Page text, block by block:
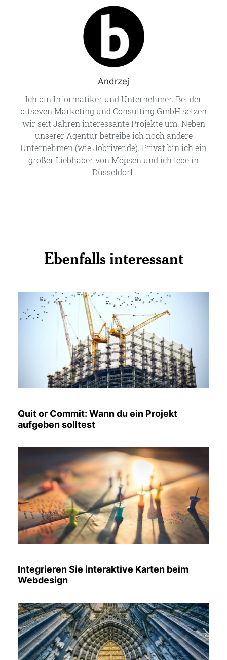
Andrzej
Ich bin Informatiker und Unternehmer. Bei der
bitseven Marketing und Consulting GmbH setzen
wir seit Jahren interessante Projekte um. Neben
unserer Agentur betreibe ich noch andere
Unternehmen (wie Jobriver.de). Privat bin ich ein
großer Liebhaber von Möpsen und ich lebe in
Düsseldorf.
Ebenfalls interessant
Quit or Commit: Wann du ein Projekt
aufgeben solltest
Integrieren Sie interaktive Karten beim
Webdesign